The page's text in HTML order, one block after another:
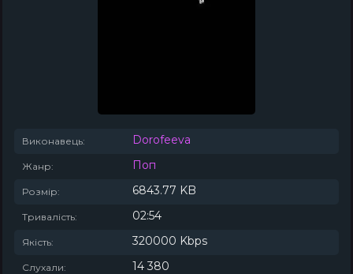
Виконавець: Dorofeeva
Жанр: Поп
Розмір: 6843.77 KB
Тривалість: 02:54
Якість: 320000 Kbps
Слухали: 14 380